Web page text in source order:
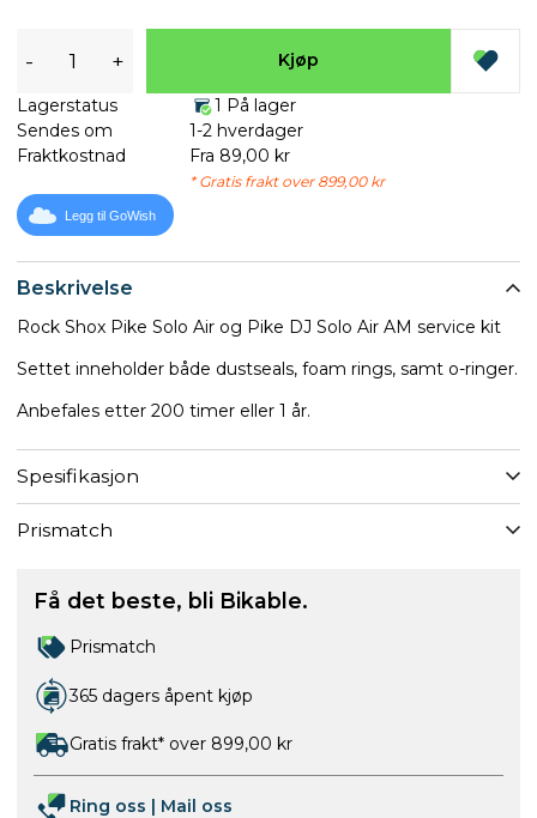
Beskrivelse
Rock Shox Pike Solo Air og Pike DJ Solo Air AM service kit​
Settet inneholder både dustseals, foam rings, samt o-ringer.
Anbefales etter 200 timer eller 1 år.
Spesifikasjon
Prismatch
- + Kjøp
Lagerstatus
1 På lager
Sendes om
1-2 hverdager
Fraktkostnad
Fra 89,00 kr
* Gratis frakt over 899,00 kr
Legg til GoWish
Få det beste, bli Bikable.
Prismatch
365 dagers åpent kjøp
Gratis frakt* over 899,00 kr
Ring oss | Mail oss